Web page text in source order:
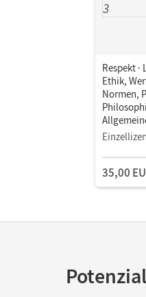
Respekt
Ethik,
Normen,
2012 ·
35,00